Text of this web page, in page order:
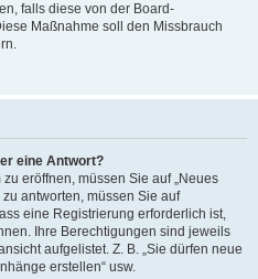
falls diese von der Board-
Maßnahme soll den Missbrauch
eine Antwort?
eröffnen, müssen Sie auf „Neues
antworten, müssen Sie auf
eine Registrierung erforderlich ist,
Ihre Berechtigungen sind jeweils
aufgelistet. Z. B. „Sie dürfen neue
erstellen“ usw.